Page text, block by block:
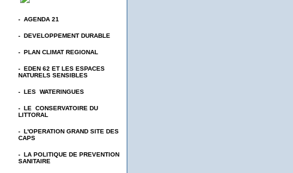
- AGENDA 21
- DEVELOPPEMENT DURABLE
- PLAN CLIMAT REGIONAL
- EDEN 62 ET LES ESPACES
NATURELS SENSIBLES
- LES WATERINGUES
- LE CONSERVATOIRE DU
LITTORAL
- L'OPERATION GRAND SITE DES
CAPS
- LA POLITIQUE DE PREVENTION
SANITAIRE